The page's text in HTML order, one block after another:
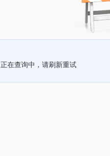
正在查询中，请刷新重试